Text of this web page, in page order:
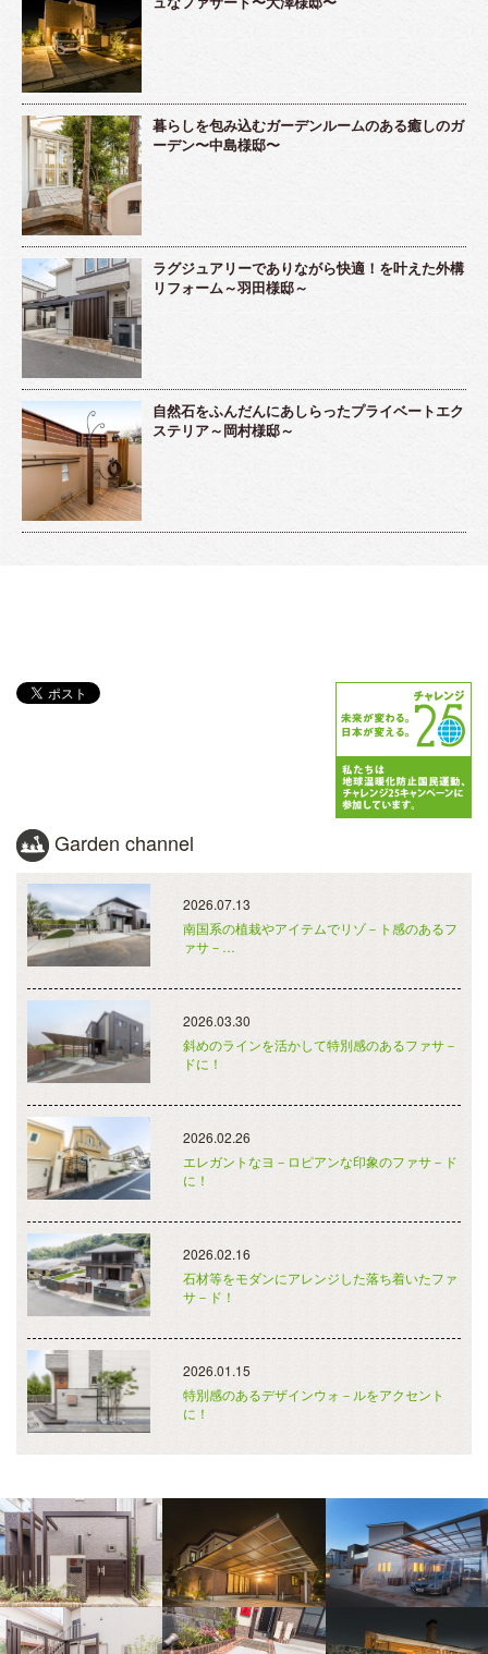
暮らしを包み込むガーデンルームのある癒しのガ
ーデン〜中島様邸〜
ラグジュアリーでありながら快適！を叶えた外構
リフォーム～羽田様邸～
自然石をふんだんにあしらったプライベートエク
ステリア～岡村様邸～
Garden channel
2026.07.13
南国系の植栽やアイテムでリゾ－ト感のあるフ
ァサ－…
2026.03.30
斜めのラインを活かして特別感のあるファサ－
ドに！
2026.02.26
エレガントなヨ－ロピアンな印象のファサ－ド
に！
2026.02.16
石材等をモダンにアレンジした落ち着いたファ
サ－ド！
2026.01.15
特別感のあるデザインウォ－ルをアクセント
に！